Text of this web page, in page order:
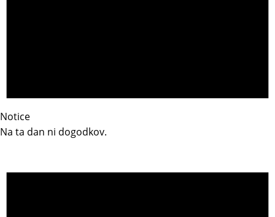
Notice
Na ta dan ni dogodkov.